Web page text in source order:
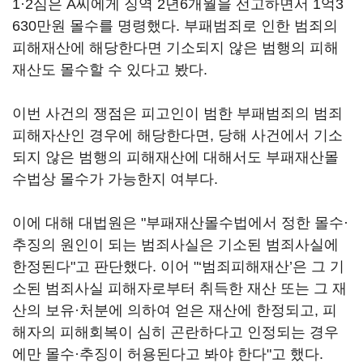
1·2심은 A씨에게 징역 2년6개월을 선고하면서 1억3
630만원 몰수를 명령했다. 부패범죄로 인한 범죄의
피해재산에 해당한다면 기소되지 않은 범행의 피해
재산도 몰수할 수 있다고 봤다.
이번 사건의 쟁점은 피고인이 범한 부패범죄의 범죄
피해자산인 경우에 해당한다면, 당해 사건에서 기소
되지 않은 범행의 피해재산에 대해서도 부패재산몰
수법상 몰수가 가능한지 여부다.
이에 대해 대법원은 "부패재산몰수법에서 정한 몰수·
추징의 원인이 되는 범죄사실은 기소된 범죄사실에
한정된다"고 판단했다. 이어 "‘범죄피해재산’은 그 기
소된 범죄사실 피해자로부터 취득한 재산 또는 그 재
산의 보유·처분에 의하여 얻은 재산에 한정되고, 피
해자의 피해회복이 심히 곤란하다고 인정되는 경우
에만 몰수·추징이 허용된다고 봐야 한다"고 했다.